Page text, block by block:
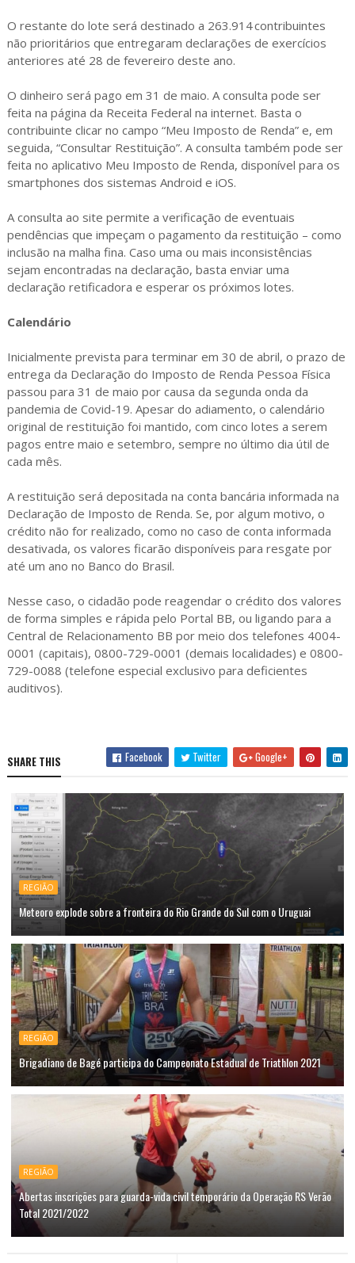
O restante do lote será destinado a 263.914 contribuintes
não prioritários que entregaram declarações de exercícios
anteriores até 28 de fevereiro deste ano.
O dinheiro será pago em 31 de maio. A consulta pode ser
feita na página da Receita Federal na internet. Basta o
contribuinte clicar no campo “Meu Imposto de Renda” e, em
seguida, “Consultar Restituição”. A consulta também pode ser
feita no aplicativo Meu Imposto de Renda, disponível para os
smartphones dos sistemas Android e iOS.
A consulta ao site permite a verificação de eventuais
pendências que impeçam o pagamento da restituição – como
inclusão na malha fina. Caso uma ou mais inconsistências
sejam encontradas na declaração, basta enviar uma
declaração retificadora e esperar os próximos lotes.
Calendário
Inicialmente prevista para terminar em 30 de abril, o prazo de
entrega da Declaração do Imposto de Renda Pessoa Física
passou para 31 de maio por causa da segunda onda da
pandemia de Covid-19. Apesar do adiamento, o calendário
original de restituição foi mantido, com cinco lotes a serem
pagos entre maio e setembro, sempre no último dia útil de
cada mês.
A restituição será depositada na conta bancária informada na
Declaração de Imposto de Renda. Se, por algum motivo, o
crédito não for realizado, como no caso de conta informada
desativada, os valores ficarão disponíveis para resgate por
até um ano no Banco do Brasil.
Nesse caso, o cidadão pode reagendar o crédito dos valores
de forma simples e rápida pelo Portal BB, ou ligando para a
Central de Relacionamento BB por meio dos telefones 4004-
0001 (capitais), 0800-729-0001 (demais localidades) e 0800-
729-0088 (telefone especial exclusivo para deficientes
auditivos).
SHARE THIS Facebook Twitter Google+
REGIÃO
Meteoro explode sobre a fronteira do Rio Grande do Sul com o Uruguai
REGIÃO
Brigadiano de Bagé participa do Campeonato Estadual de Triathlon 2021
REGIÃO
Abertas inscrições para guarda-vida civil temporário da Operação RS Verão
Total 2021/2022